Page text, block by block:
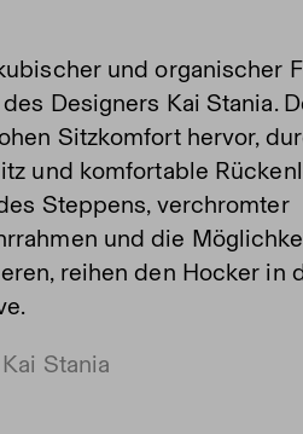
und organischer
Designers Kai Stania.
Sitzkomfort hervor,
und komfortable
Steppens, verchromter
und die
reihen den Hocker in
Stania